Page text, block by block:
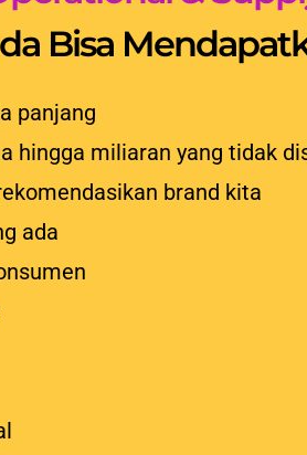
Bisa
panjang
hingga miliaran yang tidak
brand kita
ada